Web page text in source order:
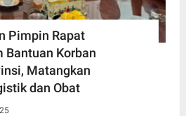
Pimpin Rapat
Bantuan Korban
Matangkan
dan Obat